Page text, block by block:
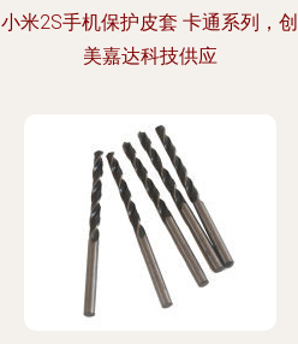
小米2S手机保护皮套 卡通系列，创
美嘉达科技供应